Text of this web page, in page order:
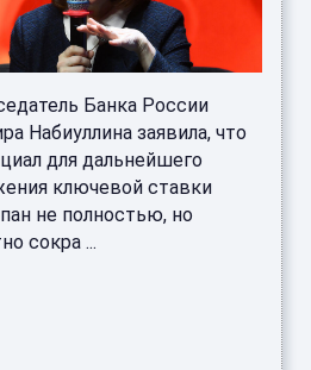
Банка России
Набиуллина заявила, что
для дальнейшего
ключевой ставки
не полностью, но
сокра ...